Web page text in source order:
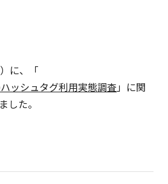
に、「
ッシュタグ利用実態調査 」に関
した。